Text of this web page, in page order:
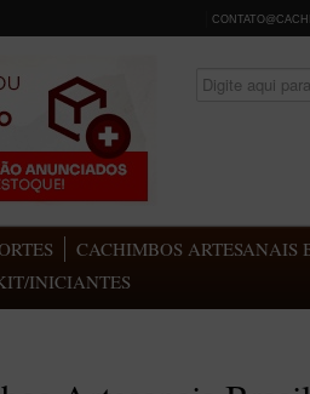
CACHIMBOS ARTESANAIS
INICIANTES